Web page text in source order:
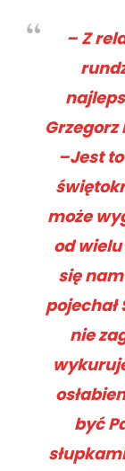
– Z
Grzegorz
–Jest
może
od
się
pojechał
nie
być